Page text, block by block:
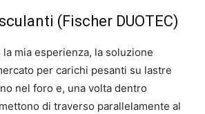
(Fischer DUOTEC)
la mia esperienza, la soluzione
per carichi pesanti su lastre
nel foro e, una volta dentro
di traverso parallelamente al